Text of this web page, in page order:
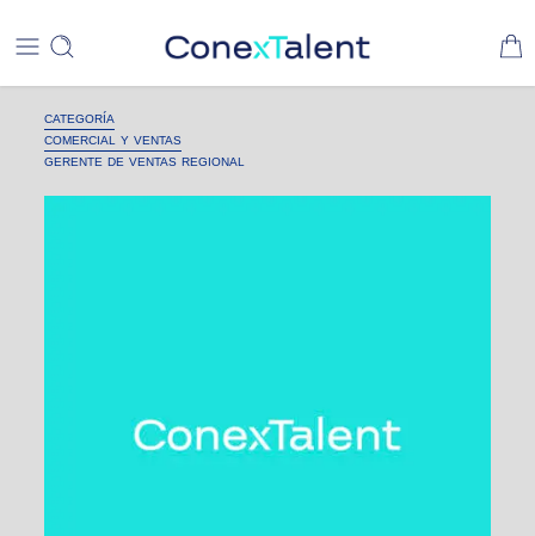
CATEGORÍA
COMERCIAL Y VENTAS
GERENTE DE VENTAS REGIONAL